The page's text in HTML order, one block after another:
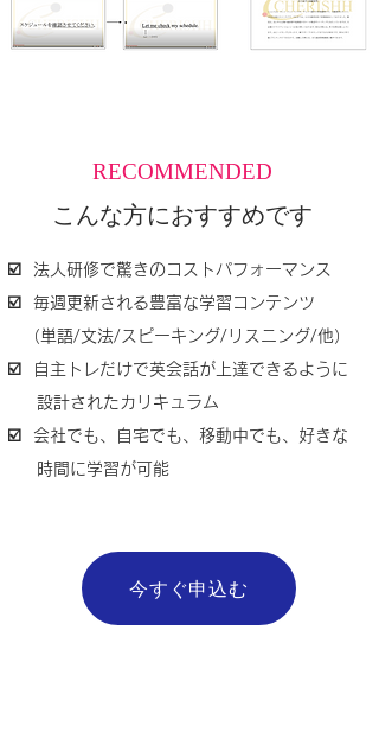
RECOMMENDED
こんな方におすすめです
☑️ 法人研修で驚きのコストパフォーマンス
☑️ 毎週更新される豊富な学習コンテンツ
（単語/文法/スピーキング/リスニング/他）
☑️ 自主トレだけで英会話が上達できるように
設計されたカリキュラム
☑️ 会社でも、自宅でも、移動中でも、好きな
時間に学習が可能
今すぐ申込む